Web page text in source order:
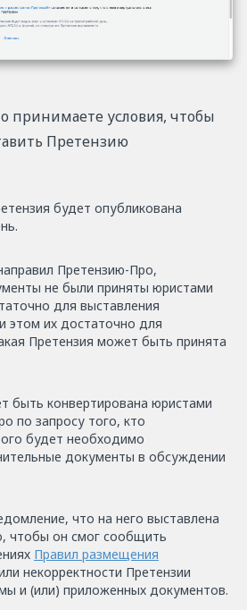
принимаете условия, чтобы
Претензию
будет опубликована
Претензию-Про,
не были приняты юристами
для выставления
этом их достаточно для
Претензия может быть принята
быть конвертирована юристами
по запросу того, кто
будет необходимо
документы в обсуждении
что на него выставлена
чтобы он смог сообщить
Правил размещения
некорректности Претензии
и (или) приложенных документов.